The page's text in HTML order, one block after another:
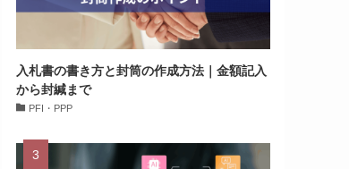
入札書の書き方と封筒の作成方法｜金額記入
から封緘まで
PFI・PPP